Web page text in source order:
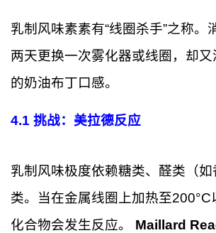
乳制风味素素有“线圈杀手”之称。
两天更换一次雾化器或线圈，却
的奶油布丁口感。
4.1 挑战：美拉德反应
乳制风味极度依赖糖类、醛类（如
类。当在金属线圈上加热至200°C
化合物会发生反应。 Maillard